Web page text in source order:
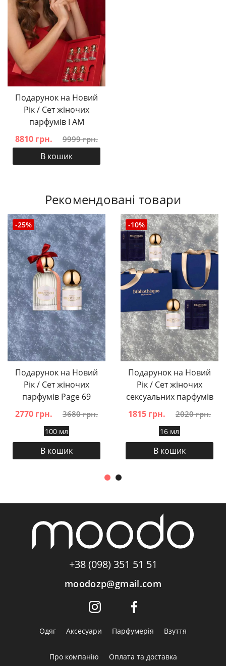
Подарунок на Новий
Рік / Сет жіночих
парфумів I AM
8810 грн.
9999 грн.
В кошик
Рекомендовані товари
-25%
Подарунок на Новий
Рік / Сет жіночих
парфумів Page 69
2770 грн.
3680 грн.
100 мл
В кошик
-10%
Подарунок на Новий
Рік / Сет жіночих
сексуальних парфумів
1815 грн.
2020 грн.
16 мл
В кошик
+38 (098) 351 51 51
moodozp@gmail.com
Одяг Аксесуари Парфумерія Взуття
Про компанію Оплата та доставка